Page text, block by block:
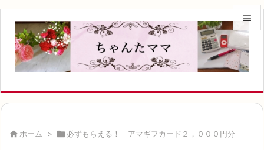


メニュ


 ホーム > 必ずもらえる！ アマギフカード２，０００円分